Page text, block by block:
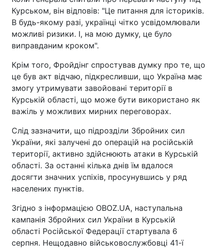
Курськом, він відповів: "Це питання для істориків.
В будь-якому разі, українці чітко усвідомлювали
можливі ризики. І, на мою думку, це було
виправданим кроком".
Крім того, Фройдінг спростував думку про те, що
це був акт відчаю, підкресливши, що Україна має
змогу утримувати завойовані території в
Курській області, що може бути використано як
важіль у можливих мирних переговорах.
Слід зазначити, що підрозділи Збройних сил
України, які залучені до операцій на російській
території, активно здійснюють атаки в Курській
області. За останні кілька днів їм вдалося
досягти значних успіхів, просунувшись у ряд
населених пунктів.
Згідно з інформацією OBOZ.UA, наступальна
кампанія Збройних сил України в Курській
області Російської Федерації стартувала 6
серпня. Нещодавно військовослужбовці 41-ї